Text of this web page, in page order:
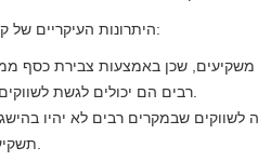
היתרונות העיקריים של קרן השקעות הם:
שכן באמצעות צבירת כסף
לשווקים שבמקרים רבים לא יהיו